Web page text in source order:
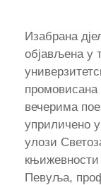
Изабрана
објављена у
вечерима
уприличено
улози
Певуља,